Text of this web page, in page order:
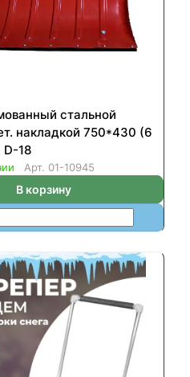
стальной
накладкой 750*430 (6
D-18
Арт. 01-10945
В корзину